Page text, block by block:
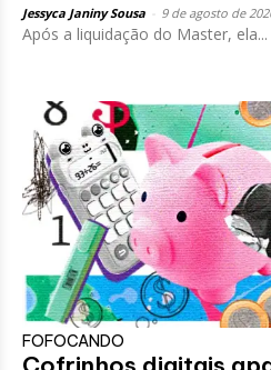
Jessyca Janiny Sousa 9 de agosto de
Após a liquidação do Master, ela...
FOFOCANDO